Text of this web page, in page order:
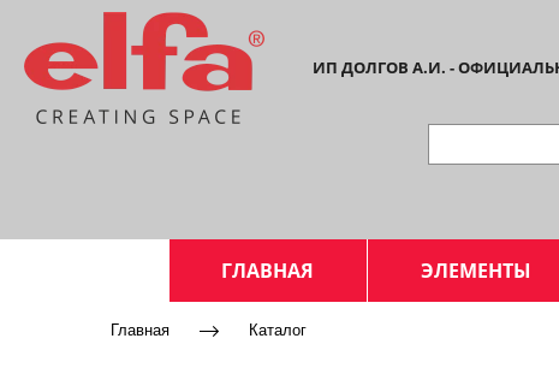
ИП ДОЛГОВ А.И. -
ГЛАВНАЯ ЭЛЕМЕНТЫ
Главная Каталог